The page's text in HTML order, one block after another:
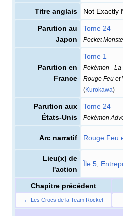
Titre anglais Not Exactly
Parution au
Japon
Tome 24
Pocket
Parution en
France
Tome 1
Pokémon - La
Rouge Feu et
(Kurokawa)
Parution aux
États-Unis
Tome 24
Pokémon
Arc narratif Rouge Feu
Lieu(x) de
l'action
Île 5
Chapitre précédent
← Les Crocs de la Team Rocket